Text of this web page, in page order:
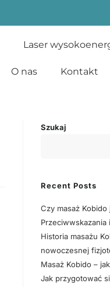
Laser
O nas Kontakt
Szukaj
Recent Posts
Czy masaż
Przeciwwskazania
Historia masażu
nowoczesnej
Masaż Kobido –
Jak przygotować